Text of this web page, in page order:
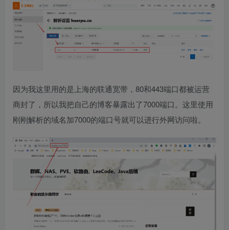
因为我这里用的是上海的联通宽带，80和443端口都被运营
商封了，所以我把自己的博客暴露出了7000端口。这里使用
刚刚解析的域名加7000的端口号就可以进行外网访问啦。